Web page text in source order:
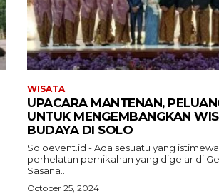
WISATA
UPACARA MANTENAN,
UNTUK MENGEMBANGKAN
BUDAYA DI SOLO
Soloevent.id - Ada sesuatu yang
perhelatan pernikahan yang digelar di
Sasana...
October 25, 2024